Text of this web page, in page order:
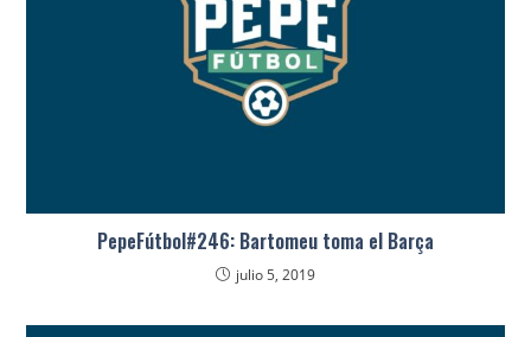
PepeFútbol#246: Bartomeu toma el Barça
julio 5, 2019